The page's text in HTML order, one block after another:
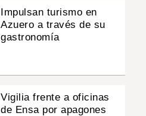
Impulsan turismo en
Azuero a través de su
gastronomía
Vigilia frente a oficinas
de Ensa por apagones